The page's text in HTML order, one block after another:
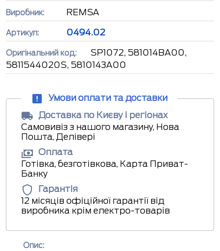
Виробник: REMSA
Артикул: 0494.02
Оригінальний код:
SP1072, 581014BA00,
5811544020S, 5810143A00
Умови оплати та доставки
Доставка по Києву і регіонах
Самовивіз з нашого магазину, Нова
Пошта, Делівері
Оплата
Готівка, безготівкова, Карта Приват-
Банку
Гарантія
12 місяців офіційної гарантії від
виробника крім електро-товарів
Опис: